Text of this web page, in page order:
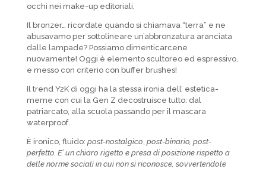
occhi nei make-up editoriali.
Il bronzer… ricordate quando si chiamava “terra” e ne
abusavamo per sottolineare un’abbronzatura aranciata
dalle lampade? Possiamo dimenticarcene
nuovamente! Oggi è elemento scultoreo ed espressivo,
e messo con criterio con buffer brushes!
Il trend Y2K di oggi ha la stessa ironia dell’ estetica-
meme con cui la Gen Z decostruisce tutto: dal
patriarcato, alla scuola passando per il mascara
waterproof.
È ironico, fluido: post-nostalgico post-binario, post-
perfetto. E’ un chiaro rigetto e presa di posizione rispetto a
delle norme sociali in cui non si riconosce, sovvertendole